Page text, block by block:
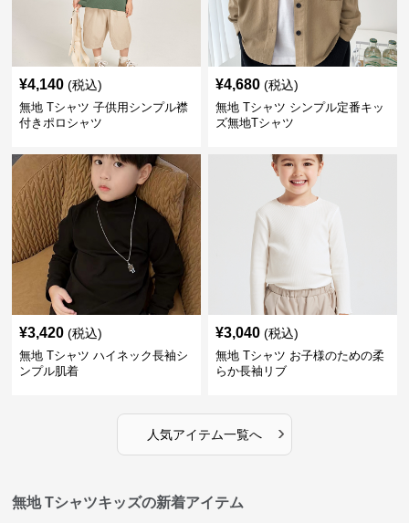
¥4,140 (税込)
無地 Tシャツ 子供用シンプル襟
付きポロシャツ
¥4,680 (税込)
無地 Tシャツ シンプル定番キッ
ズ無地Tシャツ
¥3,420 (税込)
無地 Tシャツ ハイネック長袖シ
ンプル肌着
¥3,040 (税込)
無地 Tシャツ お子様のための柔
らか長袖リブ
人気アイテム一覧へ ›
無地 Tシャツキッズの新着アイテム